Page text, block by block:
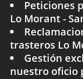
Peticiones
Lo Morant -
trasteros Lo
Gestión
nuestro oficio